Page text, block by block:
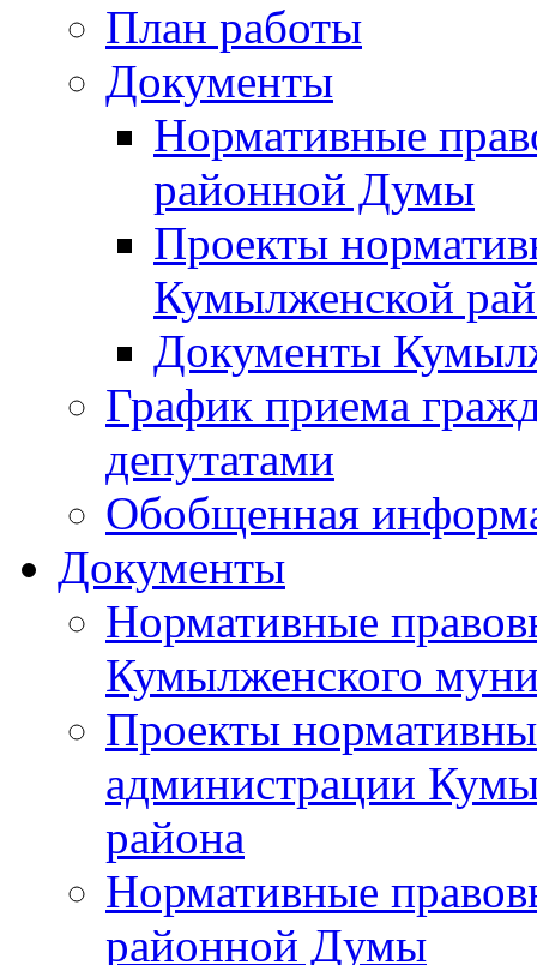
План работы
Документы
Нормативные
районной Думы
Проекты
Кумылженской
Документы
График приема
депутатами
Обобщенная
Документы
Нормативные
Кумылженского
Проекты
администрации
района
Нормативные
районной Думы